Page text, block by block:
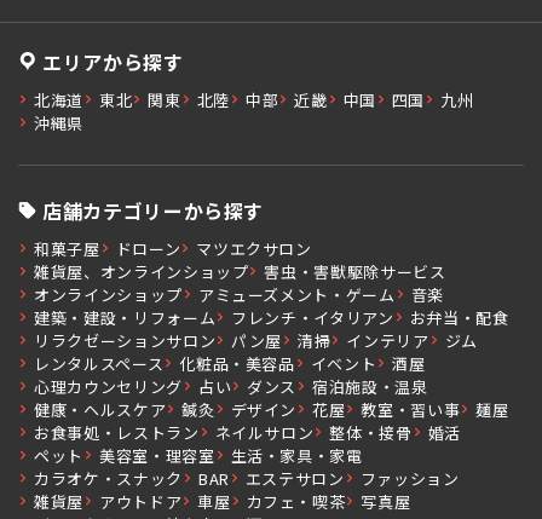
エリアから探す
北海道 東北 関東 北陸 中部 近畿 中国 四国
九州
沖縄県
店舗カテゴリーから探す
和菓子屋 ドローン
マツエクサロン
雑貨屋、オンラインショップ
害虫・害獣駆除サービス
オンラインショップ
アミューズメント・ゲーム
音楽
建築・建設・リフォーム
フレンチ・イタリアン
お弁当・配食
リラクゼーションサロン
パン屋 清掃 インテリア
ジム
レンタルスペース
化粧品・美容品 イベント
酒屋
心理カウンセリング
占い ダンス
宿泊施設・温泉
健康・ヘルスケア
鍼灸 デザイン 花屋 教室・習い事
麺屋
お食事処・レストラン
ネイルサロン 整体・接骨
婚活
ペット
美容室・理容室
生活・家具・家電
カラオケ・スナック
BAR エステサロン
ファッション
雑貨屋
アウトドア 車屋 カフェ・喫茶
写真屋